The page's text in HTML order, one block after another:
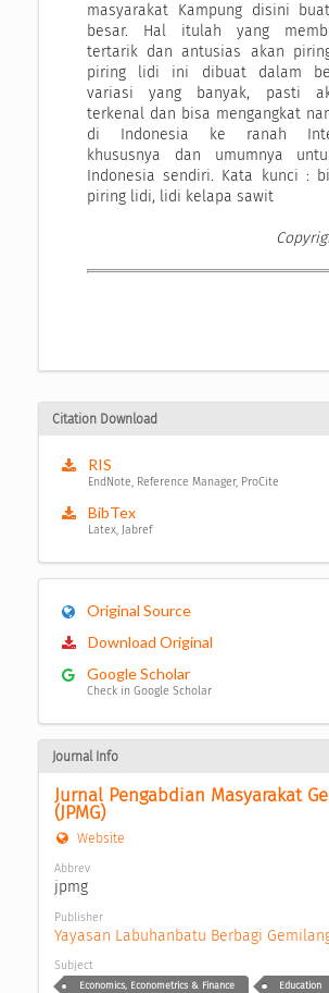
masyarakat Kampung disini
besar. Hal itulah yang
tertarik dan antusias akan
piring lidi ini dibuat dalam
variasi yang banyak, pasti
terkenal dan bisa mengangkat
di Indonesia ke ranah
khususnya dan umumnya
Indonesia sendiri. Kata kunci :
piring lidi, lidi kelapa sawit
Citation Download
RIS
EndNote, Reference Manager, ProCite
BibTex
Latex, Jabref
Original Source
Download Original
Google Scholar
Check in Google Scholar
Journal Info
Jurnal Pengabdian Masyarakat
(JPMG)
Website
Abbrev
jpmg
Publisher
Yayasan Labuhanbatu Berbagi
Subject
Economics, Econometrics & Finance Education